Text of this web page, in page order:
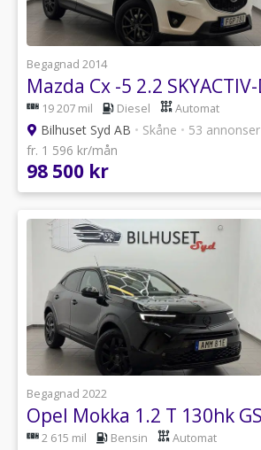
Begagnad 2014
19 207 mil Diesel Automat
Bilhuset Syd AB • Skåne • 53 annonser
fr. 1 596 kr/mån
98 500 kr
Begagnad 2022
2 615 mil Bensin Automat